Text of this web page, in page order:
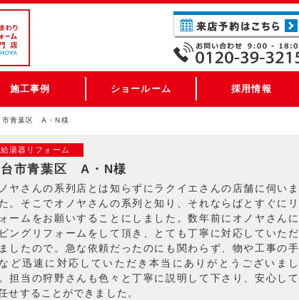
施工事例 ショールーム 採用情報
市青葉区 A・N様
給湯器リフォーム
市青葉区 A・N様
ヤさんの系列店とは知らずにラクイエさんの店舗に伺いま
。そこでオノヤさんの系列と知り、それならばとすぐにリ
ームをお願いすることにしました。数年前にオノヤさんに
ングリフォームをして頂き、とても丁寧に対応していただ
したので。急な依頼だったのにも関わらず、物や工事の手
ど迅速に対応していただき本当にありがとうございまし
担当の狩野さんも色々と丁寧に説明して下さり、安心して
せすることができました。